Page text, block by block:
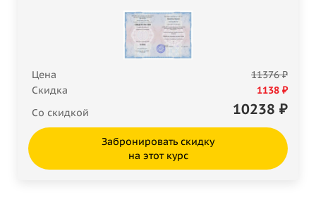
Цена
11376 ₽
Скидка
1138 ₽
Со скидкой
10238 ₽
Забронировать скидку
на этот курс